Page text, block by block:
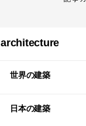
architecture
世界の建築
日本の建築